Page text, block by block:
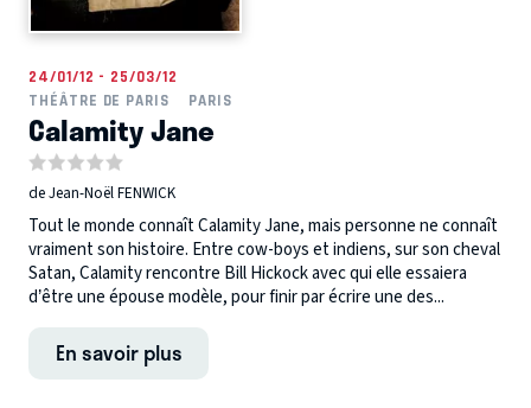
24/01/12 - 25/03/12
THÉÂTRE DE PARIS
PARIS
Calamity Jane
de Jean-Noël FENWICK
Tout le monde connaît Calamity Jane, mais personne ne connaît
vraiment son histoire. Entre cow-boys et indiens, sur son cheval
Satan, Calamity rencontre Bill Hickock avec qui elle essaiera
d’être une épouse modèle, pour finir par écrire une des...
En savoir plus